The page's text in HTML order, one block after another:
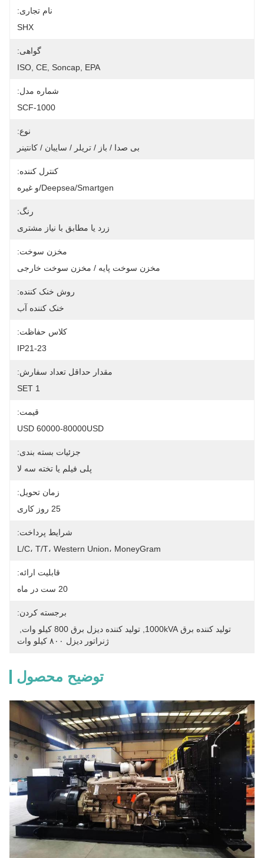
نام تجاری:
SHX
گواهی:
ISO, CE, Soncap, EPA
شماره مدل:
SCF-1000
نوع:
بی صدا / باز / تریلر / سایبان / کانتینر
کنترل کننده:
Deepsea/Smartgen/و غیره
رنگ:
زرد یا مطابق با نیاز مشتری
مخزن سوخت:
مخزن سوخت پایه / مخزن سوخت خارجی
روش خنک کننده:
خنک کننده آب
کلاس حفاظت:
IP21-23
مقدار حداقل تعداد سفارش:
1 SET
قیمت:
USD 60000-80000USD
جزئیات بسته بندی:
پلی فیلم یا تخته سه لا
زمان تحویل:
25 روز کاری
شرایط پرداخت:
L/C، T/T، Western Union، MoneyGram
قابلیت ارائه:
20 ست در ماه
برجسته کردن:
توليد کننده برق 1000kVA
توليد كننده ديزل برق 800 كيلو وات
ژنراتور دیزل ۸۰۰ کیلو وات
توضیح محصول